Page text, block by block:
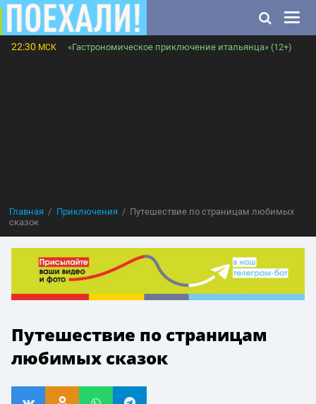
22:30 МСК «Гастрономическое приключение итальянца» (12+)
Главная Приключения
Путешествие по страницам любимых
сказок
Путешествие по страницам
любимых сказок